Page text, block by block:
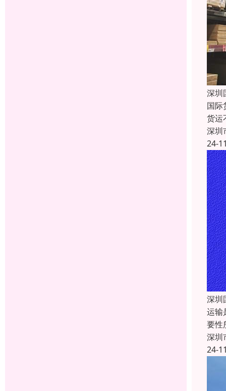
深圳
国际
货运
深圳
24-
深圳
运输
要性
深圳
24-